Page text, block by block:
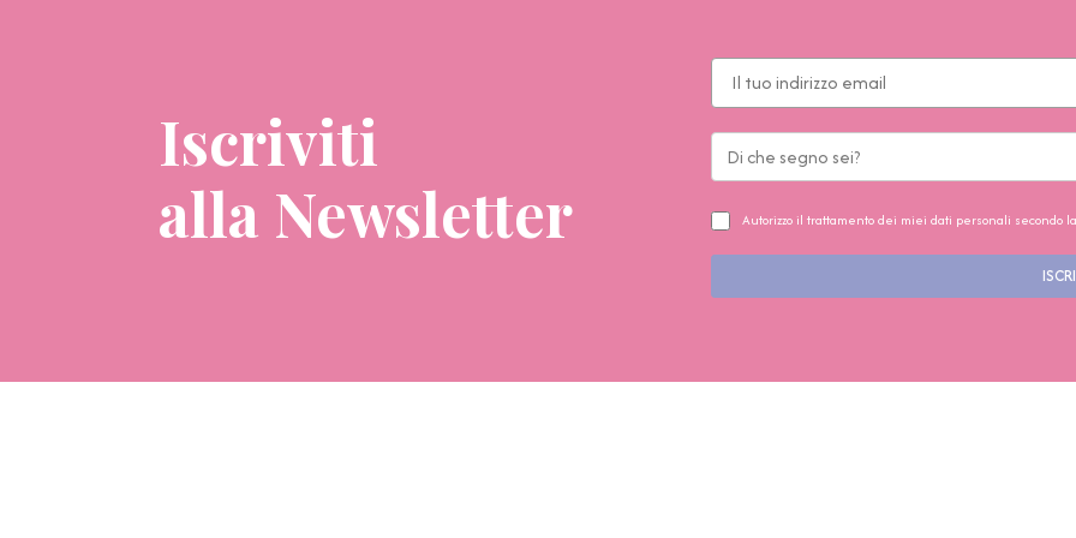
Iscriviti
alla Newsletter
Autorizzo il trattamento dei miei dati personali secondo la